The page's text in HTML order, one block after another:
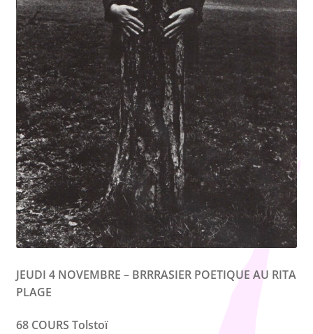
JEUDI 4 NOVEMBRE – BRRRASIER POETIQUE AU RITA
PLAGE
68 COURS Tolstoï